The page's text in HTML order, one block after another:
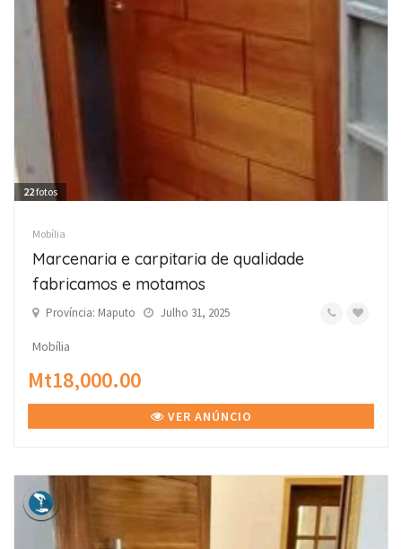
22fotos
Mobília
Marcenaria e carpitaria de qualidade
fabricamos e motamos
Província: Maputo Julho 31, 2025
Mobília
Mt18,000.00
VER ANÚNCIO